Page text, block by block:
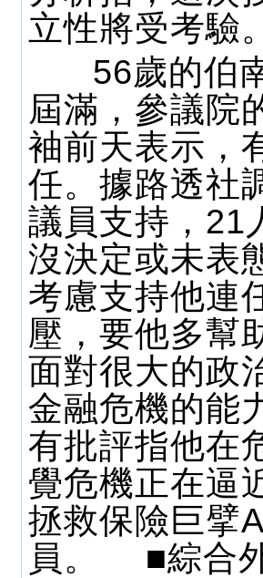
立性將受考驗。
56歲的伯
屆滿，參議院
袖前天表示，
任。據路透社
議員支持，21
沒決定或未表
考慮支持他連
壓，要他多幫
面對很大的政
金融危機的能
有批評指他在
覺危機正在逼
拯救保險巨擘
員。 ■綜合